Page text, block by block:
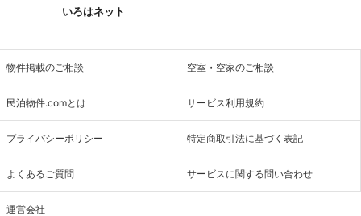
いろはネット
物件掲載のご相談 空室・空家のご相談
民泊物件.comとは サービス利用規約
プライバシーポリシー 特定商取引法に基づく表記
よくあるご質問 サービスに関する問い合わせ
運営会社